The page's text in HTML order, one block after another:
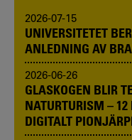
2026-07-15
UNIVERSITETET
ANLEDNING AV
2026-06-26
GLASKOGEN BLIR
NATURTURISM –
DIGITALT